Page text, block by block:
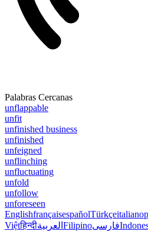
Palabras Cercanas
unflappable
unfit
unfinished business
unfinished
unfeigned
unflinching
unfluctuating
unfold
unfollow
unforeseen
EnglishfrançaisespañolTürkçeitaliano
Việtहिन्दीالعربية Filipinoفارسی